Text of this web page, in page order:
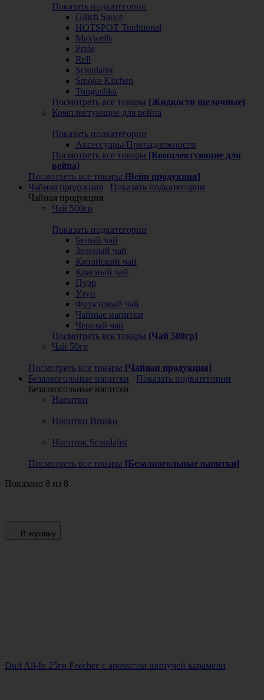
Показать подкатегории
Glitch Sauce
HOTSPOT Traditional
Maxwells
Pride
Rell
Scandalist
Smoke Kitchen
Tungushka
Посмотреть все товары [Жидкости щелочные]
Комплектующие для вейпа
Показать подкатегории
Аксессуары/Принадлежности
Посмотреть все товары [Комплектующие для
вейпа]
Посмотреть все товары [Вейп продукция]
Чайная продукция
Показать подкатегории
Чайная продукция
Чай 500гр
Показать подкатегории
Белый чай
Зеленый чай
Китайский чай
Красный чай
Пуэр
Улун
Фруктовый чай
Чайные напитки
Черный чай
Посмотреть все товары [Чай 500гр]
Чай 50гр
Посмотреть все товары [Чайная продукция]
Безалкогольные напитки
Показать подкатегории
Безалкогольные напитки
Напитки
Напитки Brusko
Напиток Scandalist
Посмотреть все товары [Безалкогольные напитки]
Показано 8 из 8
В корзину
Duft All-In 25гр Feechee с ароматом шипучей карамели